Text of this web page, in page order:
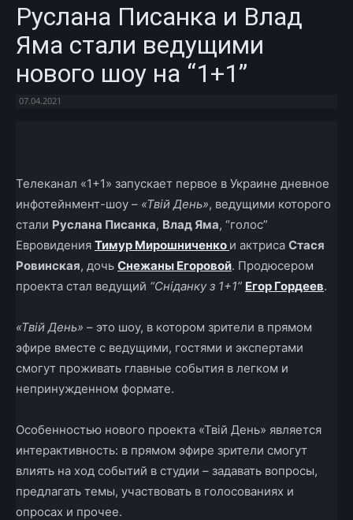
Руслана Писанка и Влад
Яма стали ведущими
нового шоу на “1+1”
07.04.2021
Телеканал «1+1» запускает первое в Украине дневное
инфотейнмент-шоу – «Твій День», ведущими которого
стали Руслана Писанка, Влад Яма, “голос”
Евровидения Тимур Мирошниченко и актриса Стася
Ровинская, дочь Снежаны Егоровой. Продюсером
проекта стал ведущий “Сніданку з 1+1” Егор Гордеев.
«Твій День» – это шоу, в котором зрители в прямом
эфире вместе с ведущими, гостями и экспертами
смогут проживать главные события в легком и
непринужденном формате.
Особенностью нового проекта «Твій День» является
интерактивность: в прямом эфире зрители смогут
влиять на ход событий в студии – задавать вопросы,
предлагать темы, участвовать в голосованиях и
опросах и прочее.